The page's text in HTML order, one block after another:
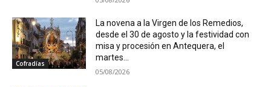
Cofradías
La novena a la Virgen de los Remedios,
desde el 30 de agosto y la festividad con
misa y procesión en Antequera, el
martes...
05/08/2026